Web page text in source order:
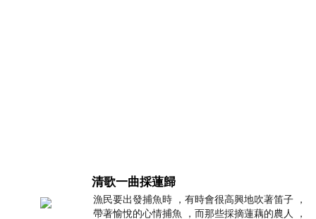
清歌一曲採蓮歸
漁民要出發捕魚時 ，有時會很高興地吹著笛子 ，
帶著愉悅的心情捕魚 ，而那些採摘蓮藕的農人 ，